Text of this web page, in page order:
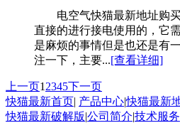
电空气快猫最新地址购买
直接的进行接电使用的，它
是麻烦的事情但是也还是有
注一下，主要...[查看详细]
上一页1 2345下一页
快猫最新首页| 产品中心|快猫最新
快猫最新破解版|公司简介|技术服务